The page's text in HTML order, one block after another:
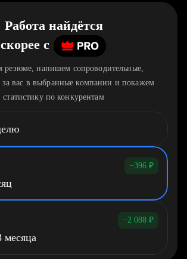
Работа найдётся
скорее c
резюме, напишем сопроводительные,
за вас в выбранные компании и покажем
статистику по конкурентам
−396 ₽
−2 088 ₽
месяца